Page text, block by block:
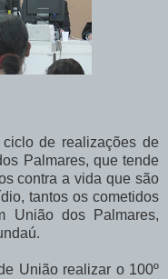
de realizações de
Palmares, que tende
contra a vida que são
tantos os cometidos
União dos Palmares,
União realizar o 100º